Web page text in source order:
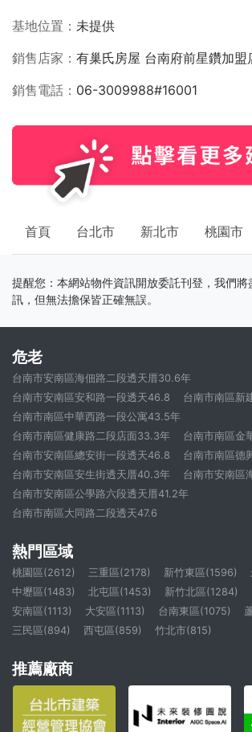
基地位置
未提供
銷售店家
有巢氏房屋 台南府前星鑽加盟
銷售電話
06-3009988#16001
首頁 台北市 新北市 桃園市
提醒您：本網站物件資訊開放委託刊登，我們將
訊，但無法擔保皆正確無誤。
危老
台南市安南區海佃路二段透天厝30.6年
台南市安南區安和路一段透天46.8
台南市南區新
台南市南區中華西路一段公寓43.5年
台南市南區健康路二段店面33.3年
台南市南區金
台南市安南區總安街一段透天46.8
台南市南區德
台南市安南區安生街透天厝40.3年
台南市安南區
台南市安南區公學路六段透天厝41.2年
台南市南區大同路二段透天47.6
熱門區域
桃園區(2612) 三重區(2178) 新竹東區(1596)
中壢區(1483)
北屯區(1453) 新竹北區(1284)
安南區(1113)
大安區(1113) 台南東區(1075)
三民區(894)
西屯區(859) 竹北市(815)
推薦廠商